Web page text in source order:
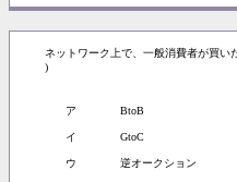
ネットワーク上で、一般消費者が買
)
ア BtoB
イ GtoC
ウ 逆オークション